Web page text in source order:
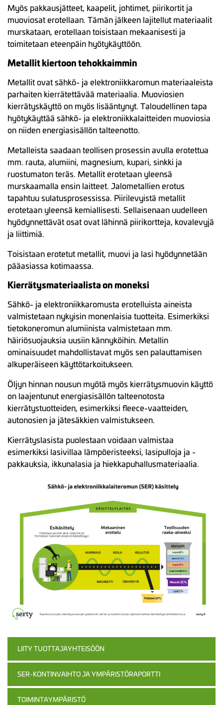
Myös pakkausjätteet, kaapelit, johtimet, piirikortit ja
muoviosat erotellaan. Tämän jälkeen lajitellut materiaalit
murskataan, erotellaan toisistaan mekaanisesti ja
toimitetaan eteenpäin hyötykäyttöön.
Metallit kiertoon tehokkaimmin
Metallit ovat sähkö- ja elektroniikkaromun materiaaleista
parhaiten kierrätettävää materiaalia. Muoviosien
kierrätyskäyttö on myös lisääntynyt. Taloudellinen tapa
hyötykäyttää sähkö- ja elektroniikkalaitteiden muoviosia
on niiden energiasisällön talteenotto.
Metalleista saadaan teollisen prosessin avulla erotettua
mm. rauta, alumiini, magnesium, kupari, sinkki ja
ruostumaton teräs. Metallit erotetaan yleensä
murskaamalla ensin laitteet. Jalometallien erotus
tapahtuu sulatusprosessissa. Piirilevyistä metallit
erotetaan yleensä kemiallisesti. Sellaisenaan uudelleen
hyödynnettävät osat ovat lähinnä piirikortteja, kovalevyjä
ja liittimiä.
Toisistaan erotetut metallit, muovi ja lasi hyödynnetään
pääasiassa kotimaassa.
Kierrätysmateriaalista on moneksi
Sähkö- ja elektroniikkaromusta erotelluista aineista
valmistetaan nykyisin monenlaisia tuotteita. Esimerkiksi
tietokoneromun alumiinista valmistetaan mm.
häiriösuojauksia uusiin kännyköihin. Metallin
ominaisuudet mahdollistavat myös sen palauttamisen
alkuperäiseen käyttötarkoitukseen.
Öljyn hinnan nousun myötä myös kierrätysmuovin käyttö
on laajentunut energiasisällön talteenotosta
kierrätystuotteiden, esimerkiksi fleece-vaatteiden,
autonosien ja jätesäkkien valmistukseen.
Kierrätyslasista puolestaan voidaan valmistaa
esimerkiksi lasivillaa lämpöeristeeksi, lasipulloja ja -
pakkauksia, ikkunalasia ja hiekkapuhallusmateriaalia.
LIITY TUOTTAJAYHTEISÖÖN
SER-KONTINVAIHTO JA YMPÄRISTÖRAPORTTI
TOIMINTAYMPÄRISTÖ